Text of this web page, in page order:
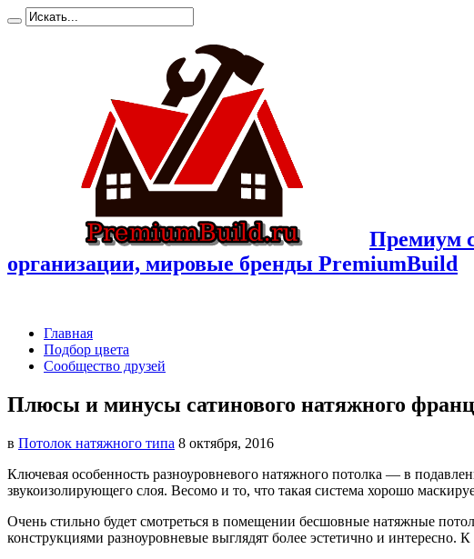
Премиум
организации, мировые бренды PremiumBuild
Главная
Подбор цвета
Сообщество друзей
Плюсы и минусы сатинового натяжного
в Потолок натяжного типа 8 октября, 2016
Ключевая особенность разноуровневого натяжного потолка — в
звукоизолирующего слоя. Весомо и то, что такая система хорошо
Очень стильно будет смотреться в помещении бесшовные натяжные
конструкциями разноуровневые выглядят более эстетично и